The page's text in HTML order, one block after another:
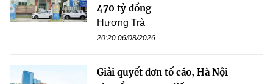
470 tỷ đồng
Hương Trà
20:20 06/08/2026
Giải quyết đơn tố cáo, Hà Nội